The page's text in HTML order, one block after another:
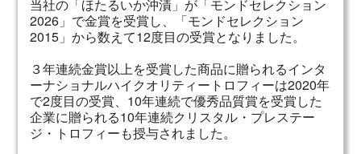
当社の「ほたるいか沖漬」が「モンドセレクション
2026」で金賞を受賞し、「モンドセレクション
2015」から数えて12度目の受賞となりました。
３年連続金賞以上を受賞した商品に贈られるインタ
ーナショナルハイクオリティートロフィーは2020年
で2度目の受賞、10年連続で優秀品質賞を受賞した
企業に贈られる10年連続クリスタル・プレステー
ジ・トロフィーも授与されました。